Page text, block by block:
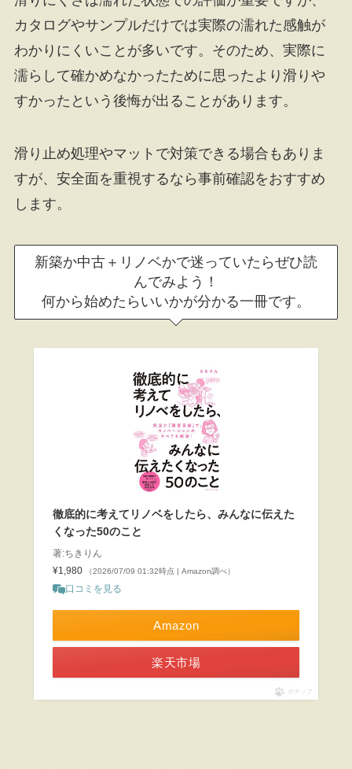
カタログやサンプルだけでは実際の濡れた感触が
わかりにくいことが多いです。そのため、実際に
濡らして確かめなかったために思ったより滑りや
すかったという後悔が出ることがあります。
滑り止め処理やマットで対策できる場合もありま
すが、安全面を重視するなら事前確認をおすすめ
します。
新築か中古＋リノベかで迷っていたらぜひ読
んでみよう！
何から始めたらいいかが分かる一冊です。
徹底的に考えてリノベをしたら、みんなに伝えた
くなった50のこと
著:ちきりん
¥1,980
（2026/07/09 01:32時点 | Amazon調べ）
口コミを見る
Amazon
楽天市場
ポチップ